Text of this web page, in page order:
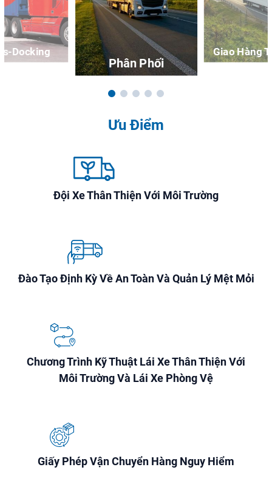
Docking
Phân Phối
Giao Hàng
Ưu Điểm
Đội Xe Thân Thiện Với Môi Trường
Đào Tạo Định Kỳ Về An Toàn Và Quản Lý Mệt Mỏi
Chương Trình Kỹ Thuật Lái Xe Thân Thiện Với
Môi Trường Và Lái Xe Phòng Vệ
Giấy Phép Vận Chuyển Hàng Nguy Hiểm